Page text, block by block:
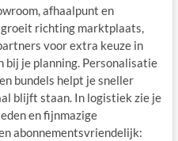
afhaalpunt en
richting marktplaats,
voor extra keuze in
bij je planning. Personalisatie
bundels helpt je sneller
blijft staan. In logistiek zie je
en fijnmazige
abonnementsvriendelijk: